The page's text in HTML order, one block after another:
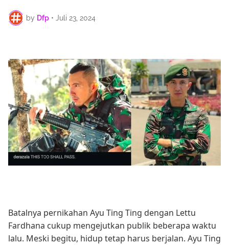
by Dfp • Juli 23, 2024
Batalnya pernikahan Ayu Ting Ting dengan Lettu
Fardhana cukup mengejutkan publik beberapa waktu
lalu. Meski begitu, hidup tetap harus berjalan. Ayu Ting